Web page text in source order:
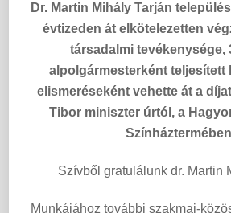
Dr. Martin Mihály Tarján
évtizeden át elkötelezetten
társadalmi tevékenysége,
alpolgármesterként teljesített
elismeréseként vehette át a
Tibor miniszter úrtól, a
Szívből gratulálunk dr. Martin
Munkájához további szakmai-